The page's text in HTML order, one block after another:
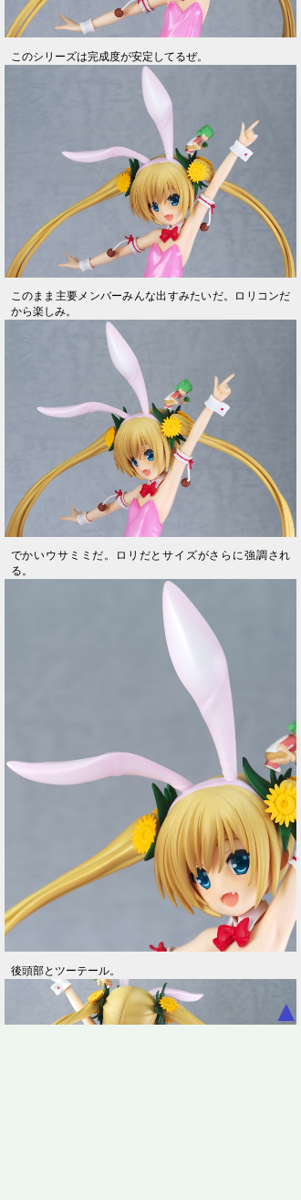
このシリーズは完成度が安定してるぜ。
このまま主要メンバーみんな出すみたいだ。ロリコンだ
から楽しみ。
でかいウサミミだ。ロリだとサイズがさらに強調され
る。
後頭部とツーテール。
▲